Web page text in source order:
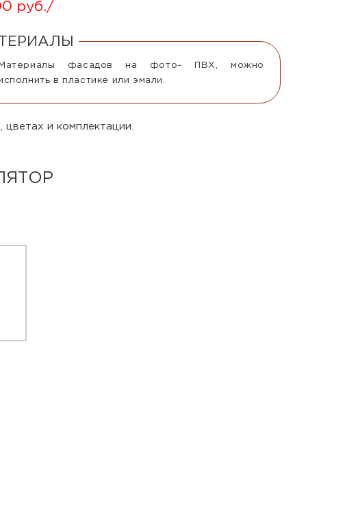
руб./
Материалы фасадов на фото- ПВХ, можно
в пластике или эмали.
и комплектации.